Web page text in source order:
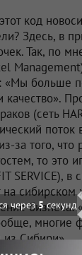
код
Здесь, в
Так, по
«Мы больше
качество».
(сеть
за того, что
то это
SERVICE), в
на сибирском
бизнеса:
многие
Сибири».
через3секунд